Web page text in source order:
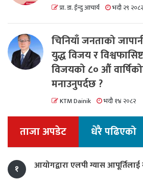
प्रा. डा. ईन्दु आचार्य भदौ २९ २०८२
चिनियाँ जनताको
युद्ध विजय र
विजयको ८० औं
मनाउनुपर्दछ ?
KTM Dainik भदौ १४ २०८२
ताजा अपडेट धेरै पढिएको
१ आयोगद्वारा एलपी ग्यास